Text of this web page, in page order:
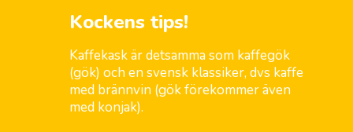
Kockens tips!
Kaffekask är detsamma som kaffegök
(gök) och en svensk klassiker, dvs kaffe
med brännvin (gök förekommer även
med konjak).